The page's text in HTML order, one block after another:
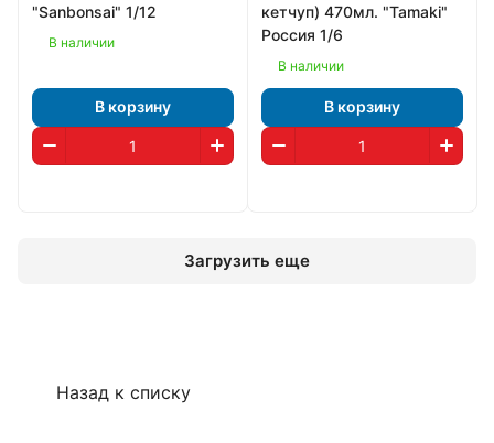
"Sanbonsai" 1/12
В наличии
В корзину
кетчуп) 470мл. "Tamaki"
Россия 1/6
В наличии
В корзину
Загрузить еще
Назад к списку